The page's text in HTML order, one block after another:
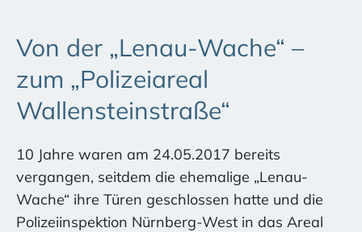
Von der „Lenau-Wache“ –
zum „Polizeiareal
Wallensteinstraße“
10 Jahre waren am 24.05.2017 bereits
vergangen, seitdem die ehemalige „Lenau-
Wache“ ihre Türen geschlossen hatte und die
Polizeiinspektion Nürnberg-West in das Areal